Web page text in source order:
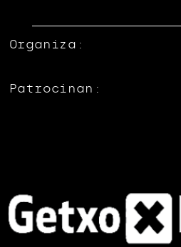
Organiza:
Patrocinan: